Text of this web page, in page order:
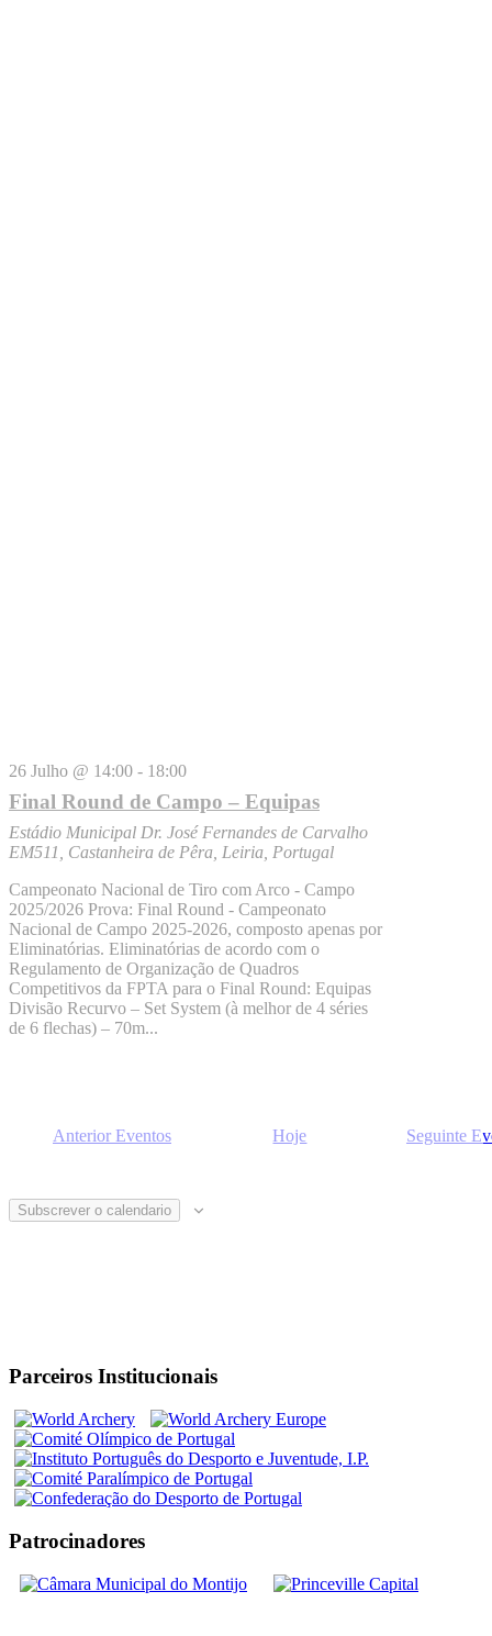
26 Julho @ 14:00 - 18:00
Final Round de Campo – Equipas
Estádio Municipal Dr. José Fernandes de Carvalho
EM511, Castanheira de Pêra, Leiria, Portugal
Campeonato Nacional de Tiro com Arco - Campo
2025/2026 Prova: Final Round - Campeonato
Nacional de Campo 2025-2026, composto apenas por
Eliminatórias. Eliminatórias de acordo com o
Regulamento de Organização de Quadros
Competitivos da FPTA para o Final Round: Equipas
Divisão Recurvo – Set System (à melhor de 4 séries
de 6 flechas) – 70m...
Anterior Eventos Hoje Seguinte
Subscrever o calendario
Parceiros Institucionais
Patrocinadores